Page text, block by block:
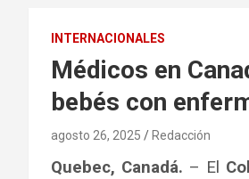
INTERNACIONALES
Médicos en
bebés con
agosto 26, 2025 Redacción
Quebec, Canadá. – El